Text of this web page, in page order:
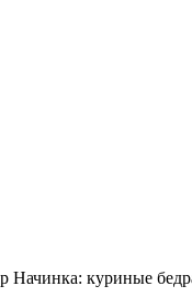
Начинка: куриные